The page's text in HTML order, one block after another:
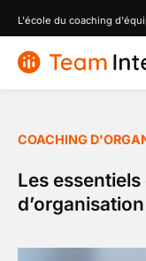
L'école du coaching
COACHING
Les
d’organisation